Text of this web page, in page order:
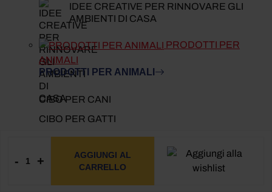
IDEE CREATIVE PER RINNOVARE GLI
AMBIENTI DI CASA
PRODOTTI PER
ANIMALI
PRODOTTI PER ANIMALI
CIBO PER CANI
CIBO PER GATTI
PRODOTTI PER PICCOLI ANIMALI
ANTIPARASSITARI PER CANI
CIOTOLE PER CANI E GATTI
- +
AGGIUNGI AL
CARRELLO